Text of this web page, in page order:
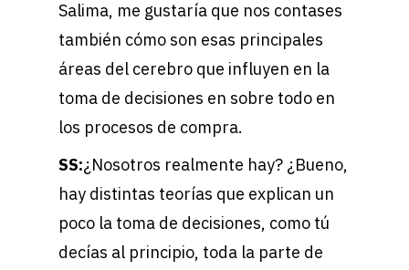
Salima, me gustaría que nos contases
también cómo son esas principales
áreas del cerebro que influyen en la
toma de decisiones en sobre todo en
los procesos de compra.
SS:¿Nosotros realmente hay? ¿Bueno,
hay distintas teorías que explican un
poco la toma de decisiones, como tú
decías al principio, toda la parte de